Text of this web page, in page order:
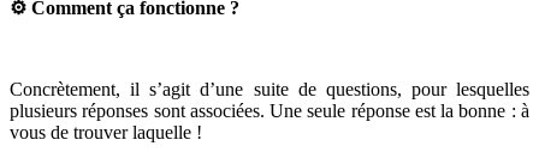
⚙️ Comment ça fonctionne ?
Concrètement, il s’agit d’une suite de questions, pour lesquelles
plusieurs réponses sont associées. Une seule réponse est la bonne : à
vous de trouver laquelle !